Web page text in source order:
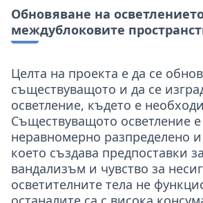
Обновяване на
междублоковите
Целта на проекта е да се
съществуващото и да се
осветление, където е
Съществуващото осветление
неравномерно разпределено
което създава предпоставки
вандализъм и чувство за
осветителните тела не